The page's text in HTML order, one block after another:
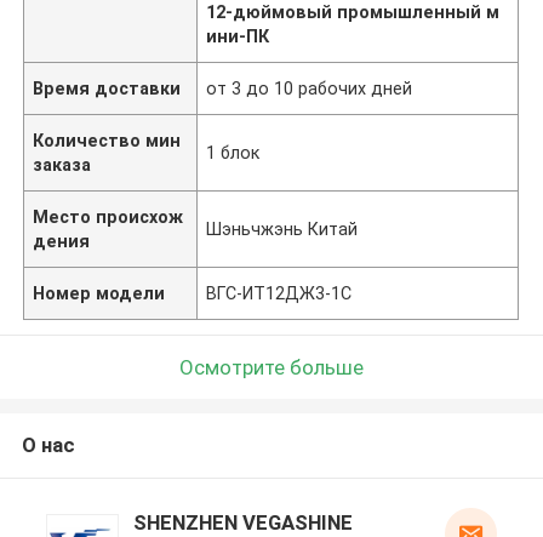
12-дюймовый промышленный м
ини-ПК
Время доставки от 3 до 10 рабочих дней
Количество мин
заказа
1 блок
Место происхож
дения
Шэньчжэнь Китай
Номер модели ВГС-ИТ12ДЖ3-1С
Осмотрите больше
О нас
SHENZHEN VEGASHINE